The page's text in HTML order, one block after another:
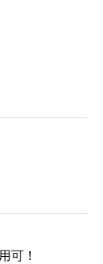
可！